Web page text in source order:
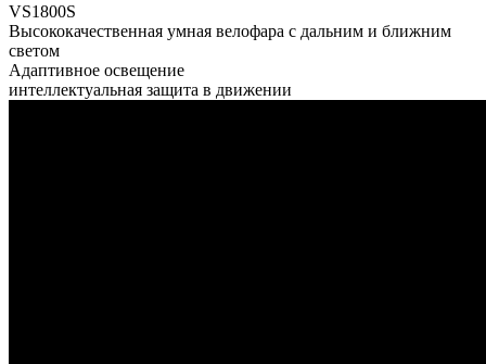
VS1800S
Высококачественная умная велофара с дальним и ближним
светом​​
Адаптивное освещение
интеллектуальная защита в движении